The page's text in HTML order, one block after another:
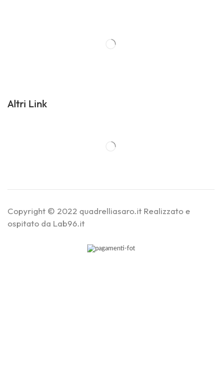
Altri Link
Copyright © 2022 quadrelliasaro.it Realizzato e
ospitato da Lab96.it